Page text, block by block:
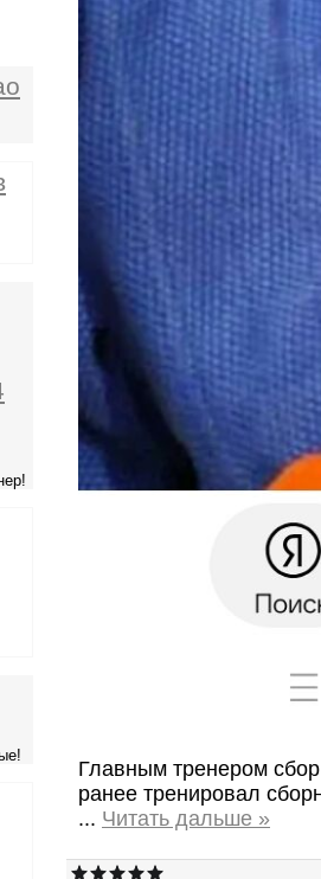
Главным тренером
ранее тренировал
... Читать дальше »